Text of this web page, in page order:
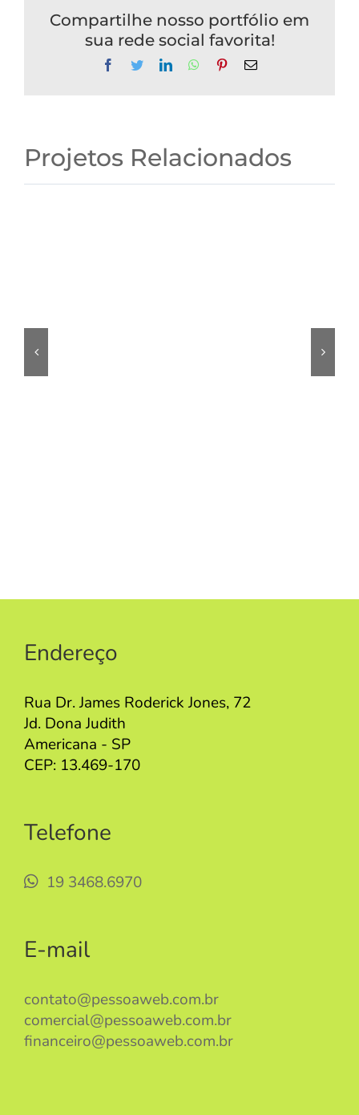
Compartilhe nosso portfólio em
sua rede social favorita!
Facebook
TwitterLinkedInWhatsApp
Pinterest
E-
Projetos Relacionados
Endereço
Rua Dr. James Roderick Jones, 72
Jd. Dona Judith
Americana - SP
CEP: 13.469-170
Telefone
19 3468.6970
E-mail
contato@pessoaweb.com.br
comercial@pessoaweb.com.br
financeiro@pessoaweb.com.br